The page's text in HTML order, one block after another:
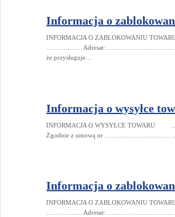
Informacja o
INFORMACJA O ZABLOKOWANIU
…………….. Adresat:………………………………….
że przysługuje…
Informacja o wysyłce
INFORMACJA O WYSYŁCE
Zgodnie z umową nr
Informacja o
INFORMACJA O ZABLOKOWANIU
…………….. Adresat:………………………………….